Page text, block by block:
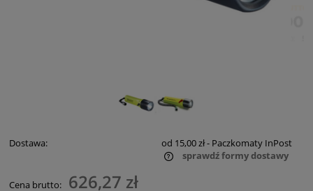
Dostawa: od 15,00 zł- Paczkomaty InPost
sprawdź formy dostawy
Cena brutto: 626,27 zł